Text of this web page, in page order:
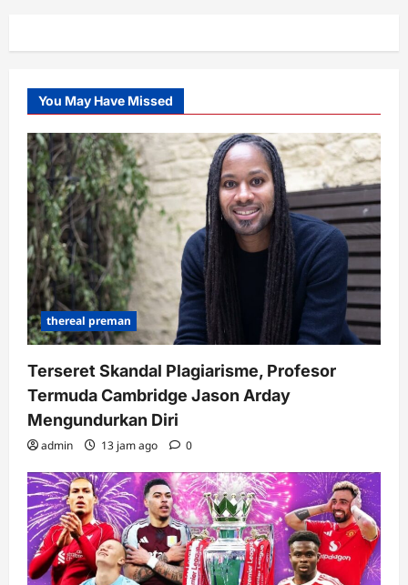
You May Have Missed
thereal preman
Terseret Skandal Plagiarisme, Profesor
Termuda Cambridge Jason Arday
Mengundurkan Diri
admin 13 jam ago 0